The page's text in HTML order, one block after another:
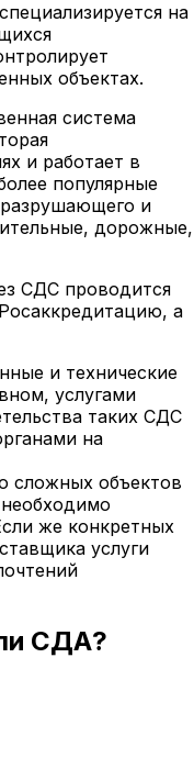
на
объектах.
система
и работает в
популярные
и
дорожные,
СДС проводится
а
и технические
услугами
таких СДС
на
сложных объектов
же конкретных
услуги
СДА?